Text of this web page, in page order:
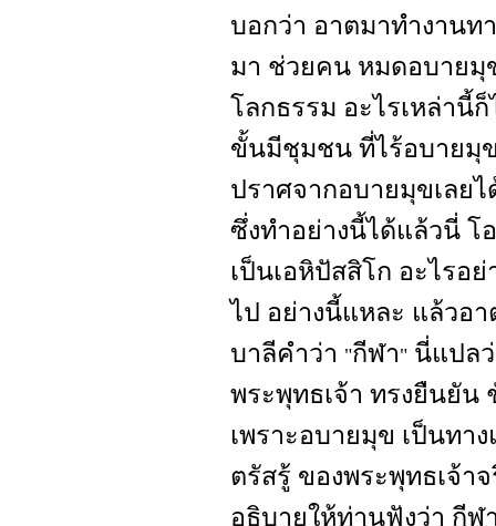
บอกว่า อาตมาทำงานท
มา ช่วยคน หมดอบายมุ
โลกธรรม อะไรเหล่านี้
ขั้นมีชุมชน ที่ไร้อบายมุ
ปราศจากอบายมุขเลย
ซึ่งทำอย่างนี้ได้แล้วนี่ โ
เป็นเอหิปัสสิโก อะไรอ
ไป อย่างนี้แหละ แล้วอ
บาลีคำว่า "กีฬา" นี่แปล
พระพุทธเจ้า ทรงยืนยัน
เพราะอบายมุข เป็นทา
ตรัสรู้ ของพระพุทธเจ้า
อธิบายให้ท่านฟังว่า กี